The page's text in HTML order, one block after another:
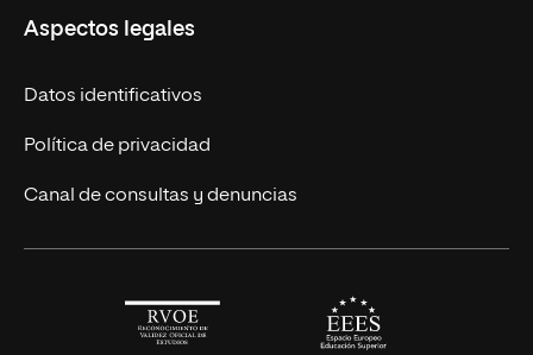
Cursos Europeos
Títulos Americanos
Alianza Newman
Nuestros alumnos
Únete a nosotros
Actualidad
Solicita información
Aspectos legales
Datos identificativos
Política de privacidad
Canal de consultas y denuncias